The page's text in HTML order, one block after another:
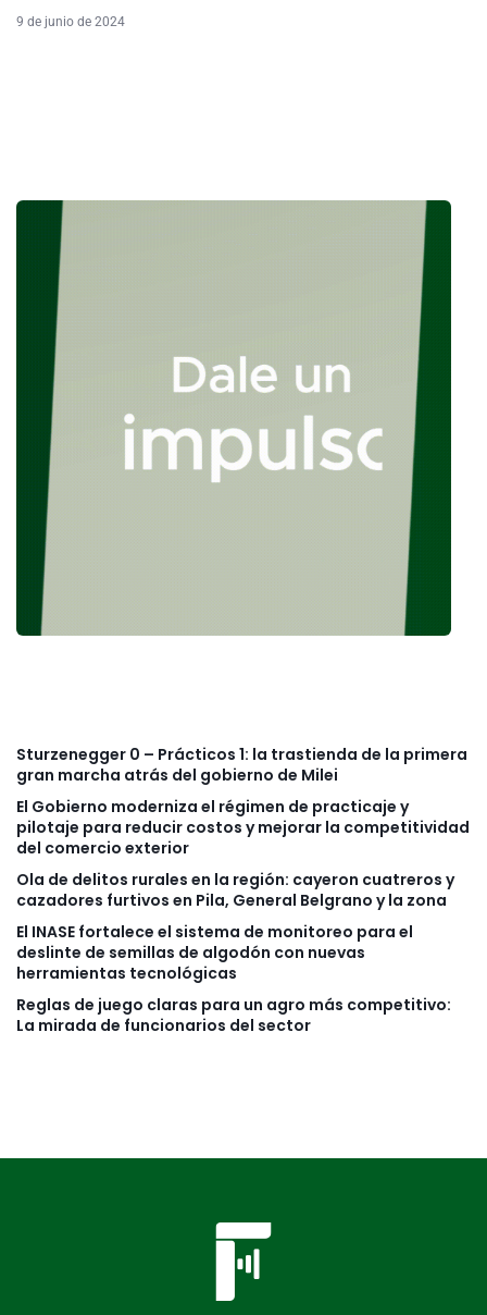
9 de junio de 2024
Sturzenegger 0 – Prácticos 1: la trastienda de la primera
gran marcha atrás del gobierno de Milei
El Gobierno moderniza el régimen de practicaje y
pilotaje para reducir costos y mejorar la competitividad
del comercio exterior
Ola de delitos rurales en la región: cayeron cuatreros y
cazadores furtivos en Pila, General Belgrano y la zona
El INASE fortalece el sistema de monitoreo para el
deslinte de semillas de algodón con nuevas
herramientas tecnológicas
Reglas de juego claras para un agro más competitivo:
La mirada de funcionarios del sector